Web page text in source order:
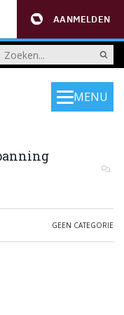
AANMELDEN
MENU
GEEN CATEGORIE